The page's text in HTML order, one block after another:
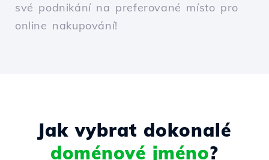
své podnikání na preferované místo pro
online nakupování!
Jak vybrat dokonalé
doménové jméno?